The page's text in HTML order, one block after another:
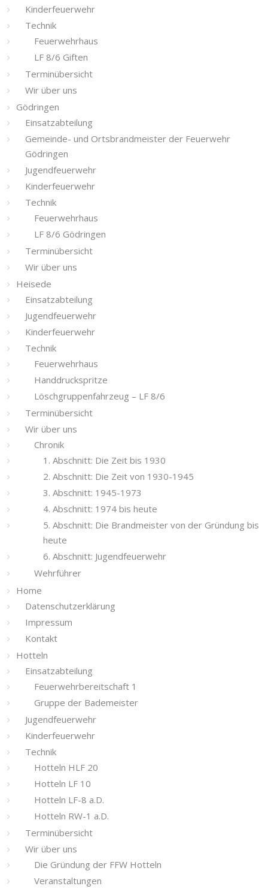
Kinderfeuerwehr
Technik
Feuerwehrhaus
LF 8/6 Giften
Terminübersicht
Wir über uns
Gödringen
Einsatzabteilung
Gemeinde- und Ortsbrandmeister der Feuerwehr
Gödringen
Jugendfeuerwehr
Kinderfeuerwehr
Technik
Feuerwehrhaus
LF 8/6 Gödringen
Terminübersicht
Wir über uns
Heisede
Einsatzabteilung
Jugendfeuerwehr
Kinderfeuerwehr
Technik
Feuerwehrhaus
Handdruckspritze
Löschgruppenfahrzeug – LF 8/6
Terminübersicht
Wir über uns
Chronik
1. Abschnitt: Die Zeit bis 1930
2. Abschnitt: Die Zeit von 1930-1945
3. Abschnitt: 1945-1973
4. Abschnitt: 1974 bis heute
5. Abschnitt: Die Brandmeister von der Gründung bis
heute
6. Abschnitt: Jugendfeuerwehr
Wehrführer
Home
Datenschutzerklärung
Impressum
Kontakt
Hotteln
Einsatzabteilung
Feuerwehrbereitschaft 1
Gruppe der Bademeister
Jugendfeuerwehr
Kinderfeuerwehr
Technik
Hotteln HLF 20
Hotteln LF 10
Hotteln LF-8 a.D.
Hotteln RW-1 a.D.
Terminübersicht
Wir über uns
Die Gründung der FFW Hotteln
Veranstaltungen